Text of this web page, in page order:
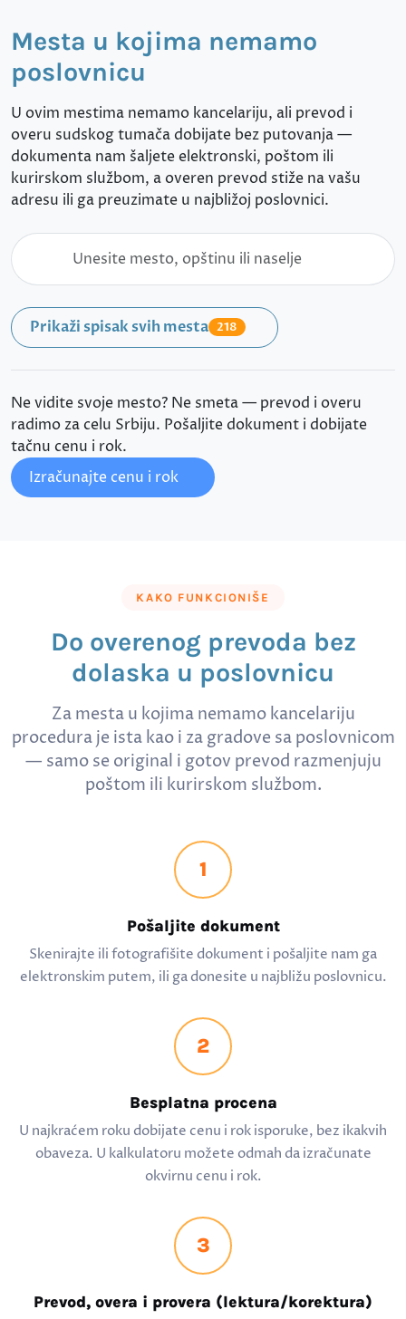
Mesta u kojima nemamo
poslovnicu
U ovim mestima nemamo kancelariju, ali prevod i
overu sudskog tumača dobijate bez putovanja —
dokumenta nam šaljete elektronski, poštom ili
kurirskom službom, a overen prevod stiže na vašu
adresu ili ga preuzimate u najbližoj poslovnici.
Prikaži spisak svih mesta 218
Ne vidite svoje mesto? Ne smeta — prevod i overu
radimo za celu Srbiju. Pošaljite dokument i dobijate
tačnu cenu i rok.
Izračunajte cenu i rok
KAKO FUNKCIONIŠE
Do overenog prevoda bez
dolaska u poslovnicu
Za mesta u kojima nemamo kancelariju
procedura je ista kao i za gradove sa poslovnicom
— samo se original i gotov prevod razmenjuju
poštom ili kurirskom službom.
1
Pošaljite dokument
Skenirajte ili fotografišite dokument i pošaljite nam ga
elektronskim putem, ili ga donesite u najbližu poslovnicu.
2
Besplatna procena
U najkraćem roku dobijate cenu i rok isporuke, bez ikakvih
obaveza. U kalkulatoru možete odmah da izračunate
okvirnu cenu i rok.
3
Prevod, overa i provera (lektura/korektura)